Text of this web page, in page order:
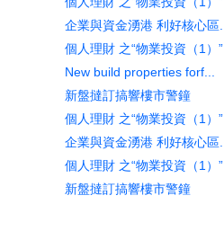
企業與資金湧港 利好核心區...
個人理財 之“物業投資（1）”
New build properties forf...
新盤撻訂搞響樓市警鐘
個人理財 之“物業投資（1）”
企業與資金湧港 利好核心區...
個人理財 之“物業投資（1）”
新盤撻訂搞響樓市警鐘